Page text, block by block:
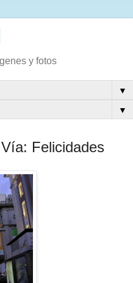
y fotos
▼
▼
Felicidades